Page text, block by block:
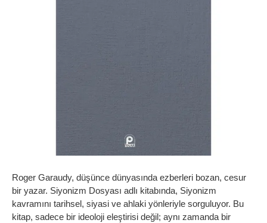
Roger Garaudy, düşünce dünyasında ezberleri bozan, cesur
bir yazar. Siyonizm Dosyası adlı kitabında, Siyonizm
kavramını tarihsel, siyasi ve ahlaki yönleriyle sorguluyor. Bu
kitap, sadece bir ideoloji eleştirisi değil; aynı zamanda bir